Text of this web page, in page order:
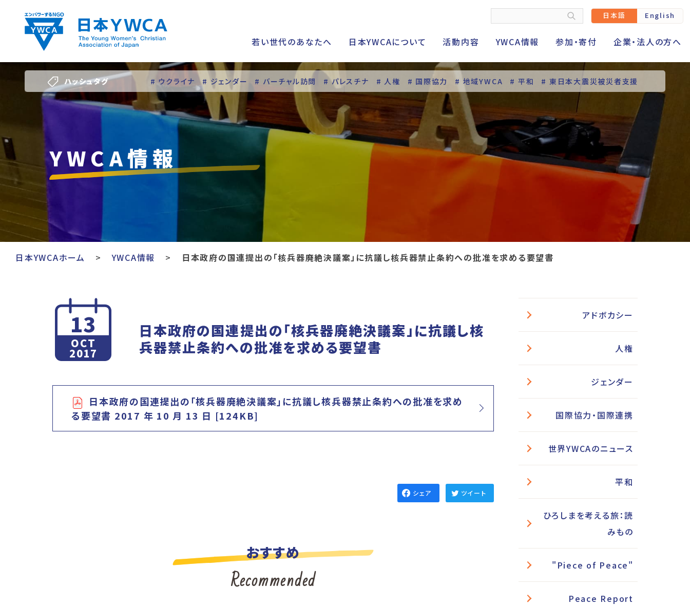
content
日本語 English
若い世代のあなたへ 日本YWCAについて 活動内容 YWCA情報 参加・寄付 企業・法人の方へ
ハッシュタグ # ウクライナ # ジェンダー # バーチャル訪問 # パレスチナ # 人権 # 国際協力 # 地域YWCA # 平和 # 東日本大震災被災者支援
# 若い女性のリーダーシップ
YWCA情報
日本YWCAホーム YWCA情報 日本政府の国連提出の「核兵器廃絶決議案」に抗議し核兵器禁止条約への批准を求める要望書
13
OCT
2017
日本政府の国連提出の「核兵器廃絶決議案」に抗議し核
兵器禁止条約への批准を求める要望書
日本政府の国連提出の「核兵器廃絶決議案」に抗議し核兵器禁止条約への批准を求め
る要望書 2017 年 10 月 13 日 [124KB]
シェア ツイート
おすすめ
Recommended
アドボカシー
人権
ジェンダー
国際協力・国際連携
世界YWCAのニュース
平和
ひろしまを考える旅：読
みもの
"Piece of Peace"
Peace Report